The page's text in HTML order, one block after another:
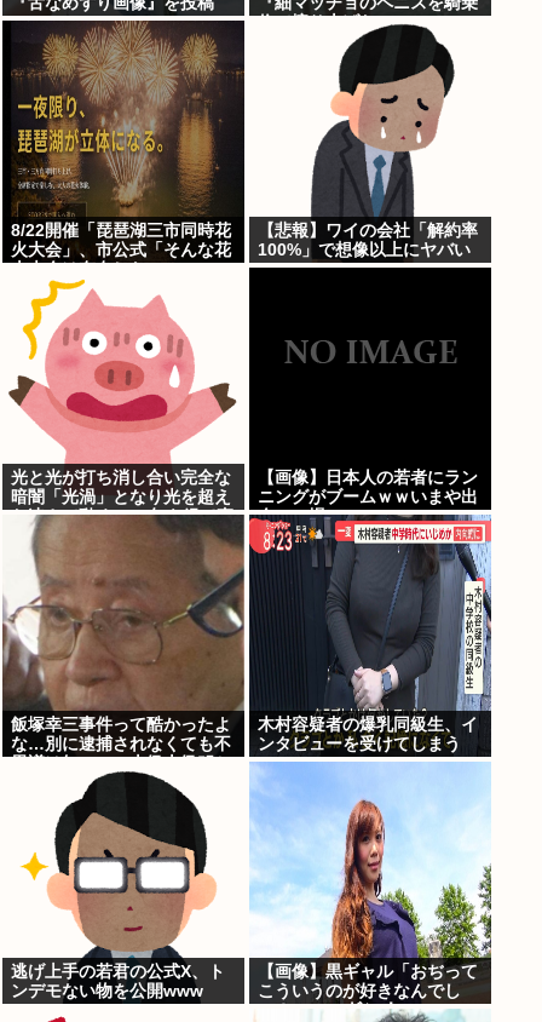
www
位で擦り上げたい』
8/22開催「琵琶湖三市同時花
火大会」、市公式「そんな花
阿鼻叫喚
【悲報】ワイの会社「解約率
100%」で想像以上にヤバい
www
光と光が打ち消し合い完全な
暗闇「光渦」となり光を超え
た速さで動く→50年を経て直
接観測成功
【画像】日本人の若者にラン
ニングがブームｗｗいまや出
会いの場にwww
飯塚幸三事件って酷かったよ
な…別に逮捕されなくても不
れまくってさ
木村容疑者の爆乳同級生、イ
ンタビューを受けてしまう
www
逃げ上手の若君の公式X、ト
ンデモない物を公開www
【画像】黒ギャル「おぢって
こういうのが好きなんでし
ょ？www」ﾄﾞﾝｯ！